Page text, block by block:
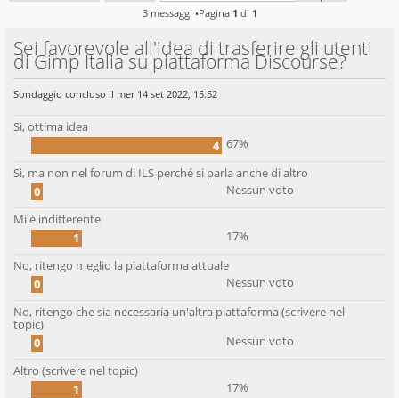
3 messaggi •Pagina 1 di 1
Sei favorevole all'idea di trasferire gli utenti
di Gimp Italia su piattaforma Discourse?
Sondaggio concluso il mer 14 set 2022, 15:52
Sì, ottima idea
4 67%
Sì, ma non nel forum di ILS perché si parla anche di altro
0
Nessun voto
Mi è indifferente
1
17%
No, ritengo meglio la piattaforma attuale
0
Nessun voto
No, ritengo che sia necessaria un'altra piattaforma (scrivere nel
topic)
0
Nessun voto
Altro (scrivere nel topic)
1
17%